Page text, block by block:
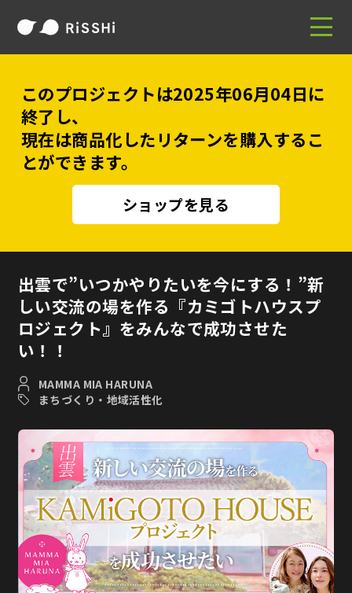
このプロジェクトは2025年06月04日に
終了し、
現在は商品化したリターンを購入するこ
とができます。
ショップを見る
出雲で”いつかやりたいを今にする！”新
しい交流の場を作る『カミゴトハウスプ
ロジェクト』をみんなで成功させた
い！！
MAMMA MIA HARUNA
まちづくり・地域活性化